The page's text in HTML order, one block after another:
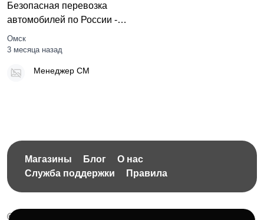
Безопасная перевозка
автомобилей по России -
тарифы и цены
транспортно
Омск
3 месяца назад
Менеджер СМ
Магазины Блог
О нас
Служба поддержки
Правила
© 2026 Бесплатная доска объявлений без ограничений